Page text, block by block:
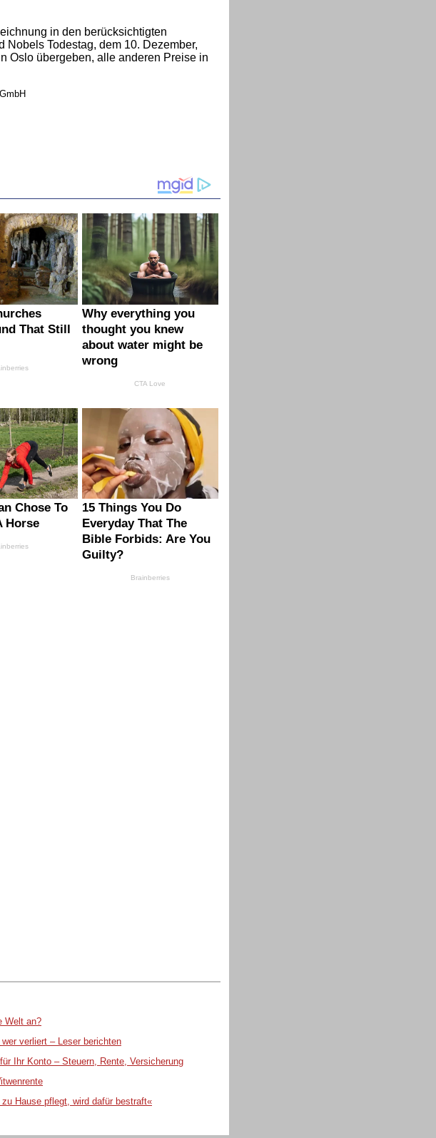
in den berücksichtigten
Todestag, dem 10. Dezember,
Oslo übergeben, alle anderen Preise in
Welt an?
verliert – Leser berichten
Ihr Konto – Steuern, Rente, Versicherung
Hause pflegt, wird dafür bestraft«